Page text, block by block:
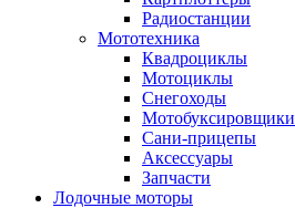
Радиостанции
Мототехника
Квадроциклы
Мотоциклы
Снегоходы
Мотобуксировщики
Сани-прицепы
Аксессуары
Запчасти
Лодочные моторы